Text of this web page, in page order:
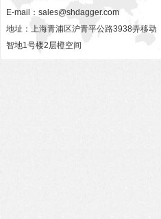
E-mail： sales@shdagger.com
地址：上海青浦区沪青平公路3938弄移动
智地1号楼2层橙空间